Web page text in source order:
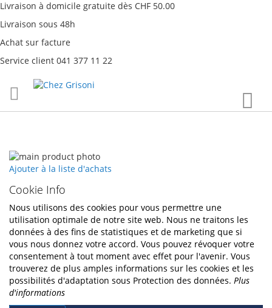
Livraison à domicile gratuite dès CHF 50.00
Livraison sous 48h
Achat sur facture
Service client 041 377 11 22
contenu
Cookie Info
Nous utilisons des cookies pour vous permettre une
utilisation optimale de notre site web. Nous ne traitons les
données à des fins de statistiques et de marketing que si
vous nous donnez votre accord. Vous pouvez révoquer votre
consentement à tout moment avec effet pour l'avenir. Vous
trouverez de plus amples informations sur les cookies et les
possibilités d'adaptation sous Protection des données. Plus
d'informations
Passer
à
fin
de
la
galerie
d’images
Passer
début
de
la
Galerie
d’images
Ajouter à la liste d'achats